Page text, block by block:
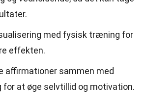
med fysisk træning for
effekten.
affirmationer sammen med
for at øge selvtillid og motivation.